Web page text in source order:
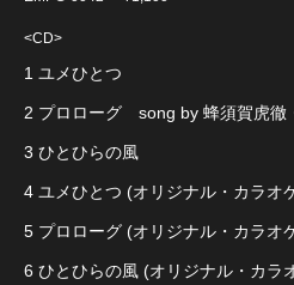
<CD>
1 ユメひとつ
2 プロローグ song by 蜂須賀虎徹
3 ひとひらの風
4 ユメひとつ (オリジナル・カラオ
5 プロローグ (オリジナル・カラオ
6 ひとひらの風 (オリジナル・カラ